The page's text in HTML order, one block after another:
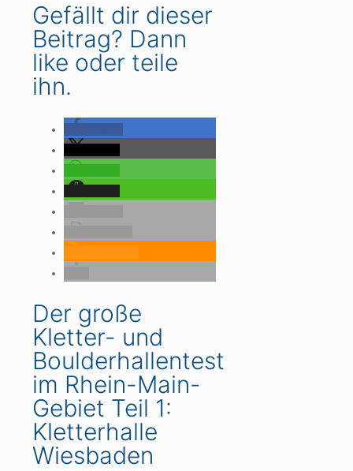
Gefällt dir dieser
Beitrag? Dann
like oder teile
ihn.
Der große
Kletter- und
Boulderhallentest
im Rhein-Main-
Gebiet Teil 1:
Kletterhalle
Wiesbaden